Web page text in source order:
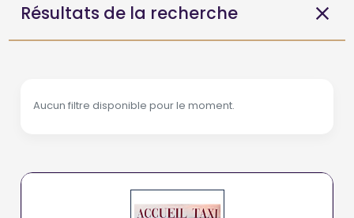
Résultats de la recherche
Aucun filtre disponible pour le moment.